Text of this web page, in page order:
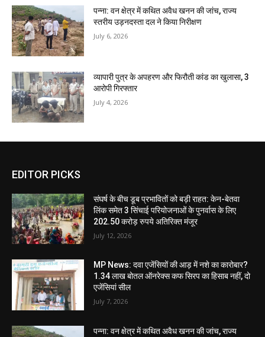
पन्ना: वन क्षेत्र में कथित अवैध खनन की जांच, राज्य
स्तरीय उड़नदस्ता दल ने किया निरीक्षण
July 6, 2026
व्यापारी पुत्र के अपहरण और फिरौती कांड का खुलासा, 3
आरोपी गिरफ्तार
July 4, 2026
EDITOR PICKS
संघर्ष के बीच डूब प्रभावितों को बड़ी राहत: केन-बेतवा
लिंक समेत 3 सिंचाई परियोजनाओं के पुनर्वास के लिए
202.50 करोड़ रुपये अतिरिक्त मंजूर
July 12, 2026
MP News: दवा एजेंसियों की आड़ में नशे का कारोबार?
1.34 लाख बोतल ऑनरेक्स कफ सिरप का हिसाब नहीं, दो
एजेंसियां सील
July 7, 2026
पन्ना: वन क्षेत्र में कथित अवैध खनन की जांच, राज्य